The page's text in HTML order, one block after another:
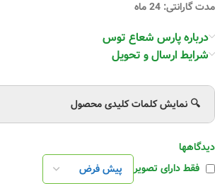
مدت گارانتی: 24 ماه
درباره پارس شعاع توس
شرایط ارسال و تحویل
🔍 نمایش کلمات کلیدی محصول
دیدگاهها
فقط دارای تصویر